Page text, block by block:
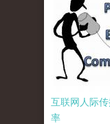
互联网人际
率